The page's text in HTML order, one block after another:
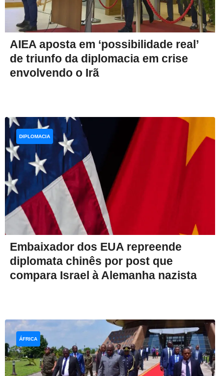
AIEA aposta em ‘possibilidade real’
de triunfo da diplomacia em crise
envolvendo o Irã
Embaixador dos EUA repreende
diplomata chinês por post que
compara Israel à Alemanha nazista
DIPLOMACIA
ÁFRICA